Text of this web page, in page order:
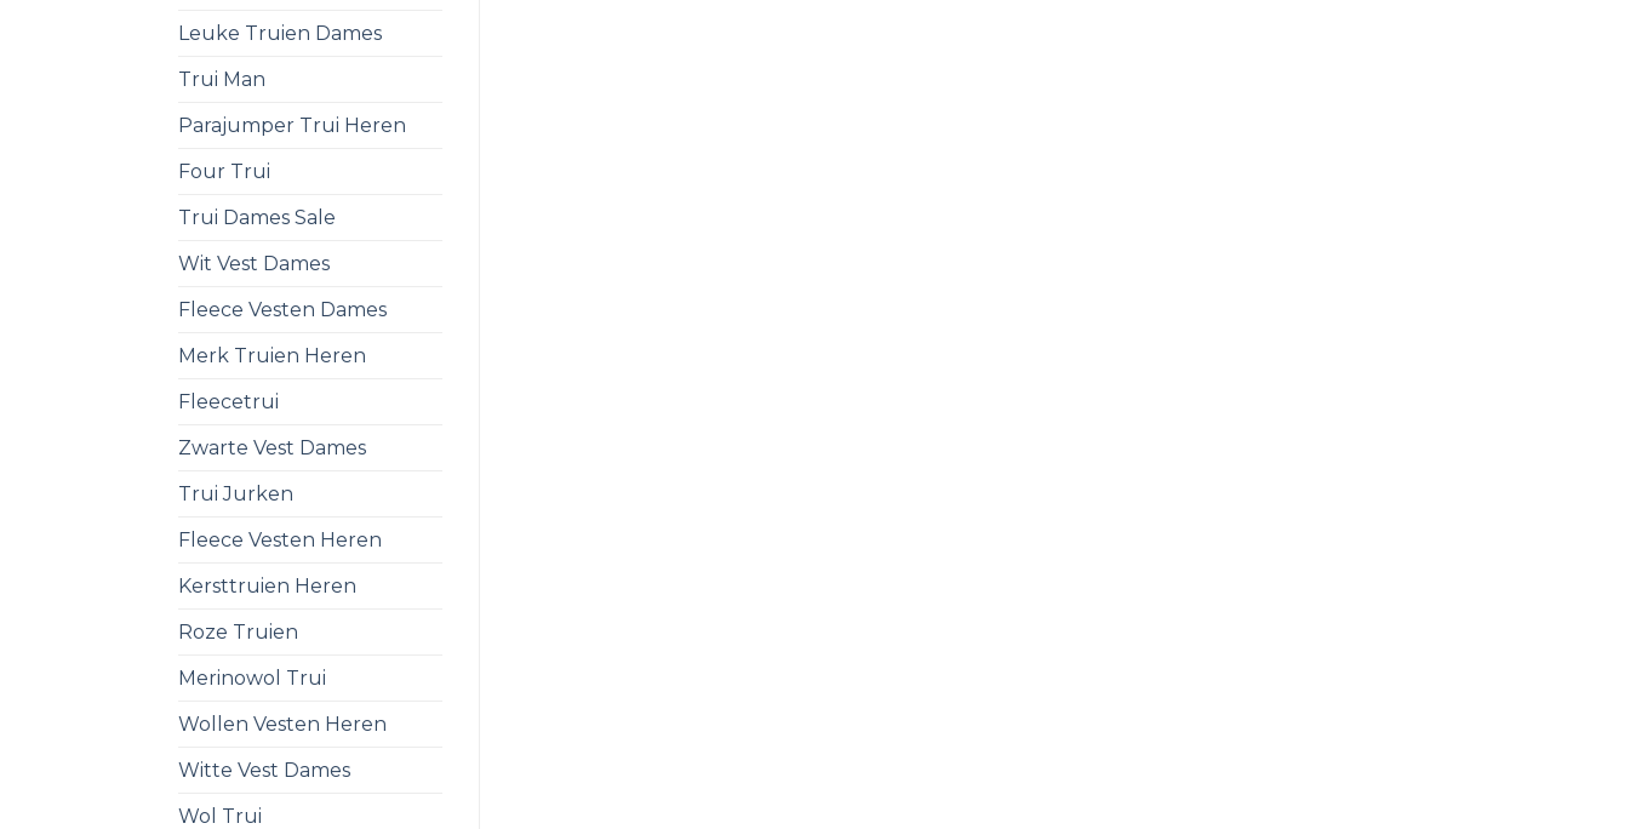
Leuke Truien Dames
Trui Man
Parajumper Trui Heren
Four Trui
Trui Dames Sale
Wit Vest Dames
Fleece Vesten Dames
Merk Truien Heren
Fleecetrui
Zwarte Vest Dames
Trui Jurken
Fleece Vesten Heren
Kersttruien Heren
Roze Truien
Merinowol Trui
Wollen Vesten Heren
Witte Vest Dames
Wol Trui